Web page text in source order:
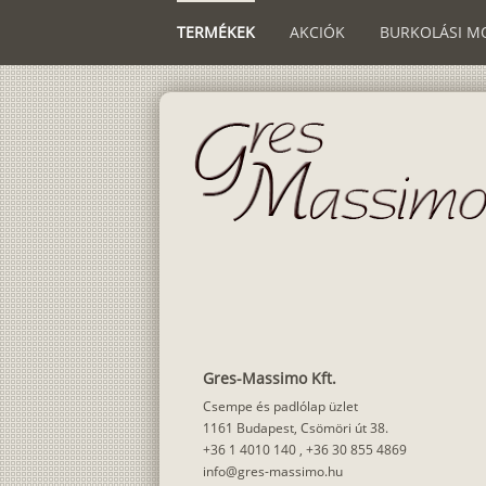
TERMÉKEK AKCIÓK BURKOLÁSI
Gres-Massimo Kft.
Csempe és padlólap üzlet
1161 Budapest, Csömöri út 38.
+36 1 4010 140 , +36 30 855 4869
info@gres-massimo.hu